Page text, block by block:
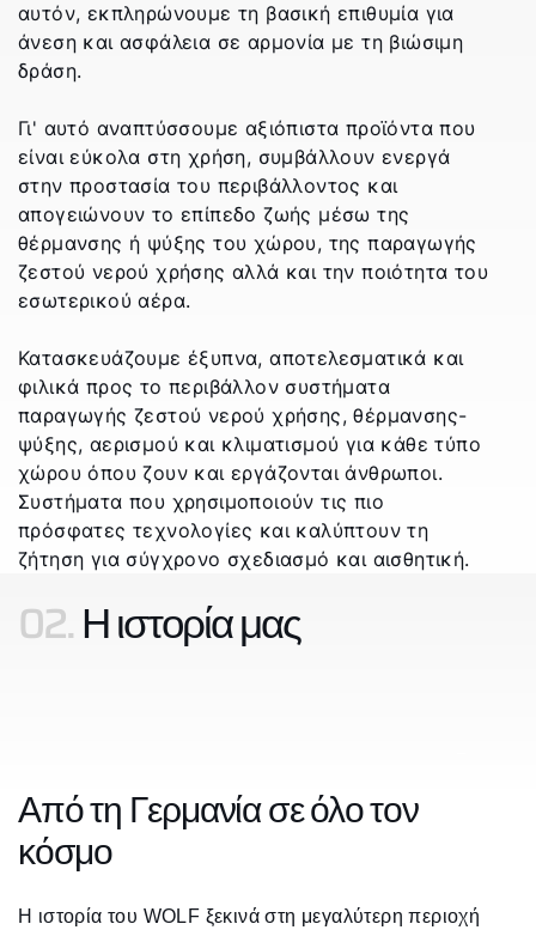
αυτόν, εκπληρώνουμε τη βασική επιθυμία για
άνεση και ασφάλεια σε αρμονία με τη βιώσιμη
δράση.
Γι' αυτό αναπτύσσουμε αξιόπιστα προϊόντα που
είναι εύκολα στη χρήση, συμβάλλουν ενεργά
στην προστασία του περιβάλλοντος και
απογειώνουν το επίπεδο ζωής μέσω της
θέρμανσης ή ψύξης του χώρου, της παραγωγής
ζεστού νερού χρήσης αλλά και την ποιότητα του
εσωτερικού αέρα.
Κατασκευάζουμε έξυπνα, αποτελεσματικά και
φιλικά προς το περιβάλλον συστήματα
παραγωγής ζεστού νερού χρήσης, θέρμανσης-
ψύξης, αερισμού και κλιματισμού για κάθε τύπο
χώρου όπου ζουν και εργάζονται άνθρωποι.
Συστήματα που χρησιμοποιούν τις πιο
πρόσφατες τεχνολογίες και καλύπτουν τη
ζήτηση για σύγχρονο σχεδιασμό και αισθητική.
02.Η ιστορία μας
Από τη Γερμανία σε όλο τον
κόσμο
Η ιστορία του WOLF ξεκινά στη μεγαλύτερη περιοχή